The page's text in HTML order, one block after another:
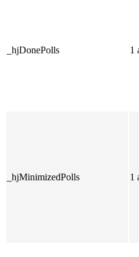
_hjDonePolls 1
_hjMinimizedPolls 1